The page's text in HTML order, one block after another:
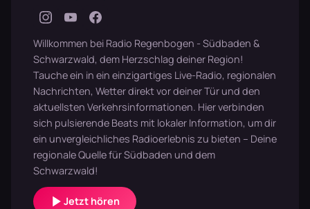
Willkommen bei Radio Regenbogen - Südbaden &
Schwarzwald, dem Herzschlag deiner Region!
Tauche ein in ein einzigartiges Live-Radio, regionalen
Nachrichten, Wetter direkt vor deiner Tür und den
aktuellsten Verkehrsinformationen. Hier verbinden
sich pulsierende Beats mit lokaler Information, um dir
ein unvergleichliches Radioerlebnis zu bieten – Deine
regionale Quelle für Südbaden und dem
Schwarzwald!
Jetzt hören